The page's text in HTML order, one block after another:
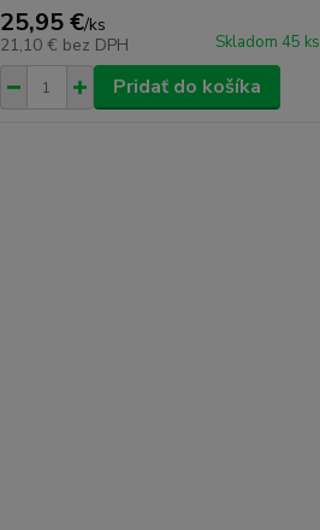
25,95 €/ks
21,10 € bez DPH Skladom 45 ks
Pridať do košíka